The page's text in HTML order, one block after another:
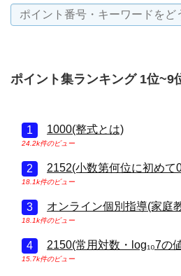
ポイント集ランキング 1位~9
1000(整式とは)
24.2k件のビュー
2152(小数第何位に初めて
18.1k件のビュー
オンライン個別指導(家庭
18.1k件のビュー
2150(常用対数・log₁₀7の
15.7k件のビュー